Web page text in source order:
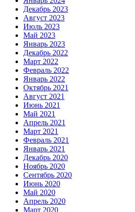
Декабрь 2023
Август 2023
Июль 2023
Май 2023
Январь 2023
Декабрь 2022
Март 2022
Февраль 2022
Январь 2022
Октябрь 2021
Август 2021
Июнь 2021
Май 2021
Апрель 2021
Март 2021
Февраль 2021
Январь 2021
Декабрь 2020
Ноябрь 2020
Сентябрь 2020
Июнь 2020
Май 2020
Апрель 2020
Март 2020